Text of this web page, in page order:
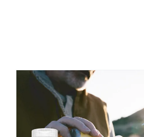
Nå: 260 kr Før: 325 kr